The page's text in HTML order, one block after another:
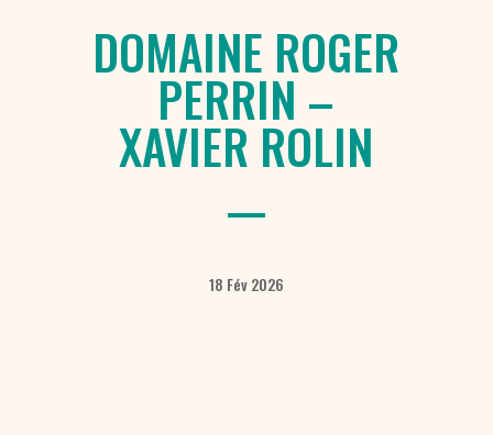
DOMAINE ROGER
PERRIN –
XAVIER ROLIN
18 Fév 2026